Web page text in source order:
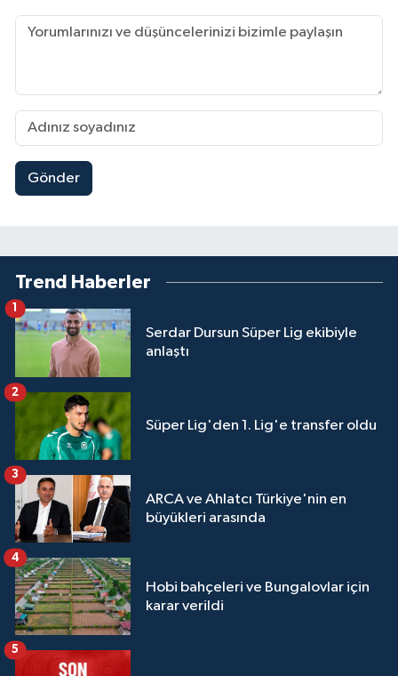
Gönder
Trend Haberler
Serdar Dursun Süper Lig ekibiyle
anlaştı
Süper Lig'den 1. Lig'e transfer oldu
2
ARCA ve Ahlatcı Türkiye'nin en
büyükleri arasında
3
Hobi bahçeleri ve Bungalovlar için
karar verildi
4
5